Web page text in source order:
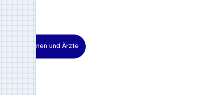
Ärztinnen und Ärzte